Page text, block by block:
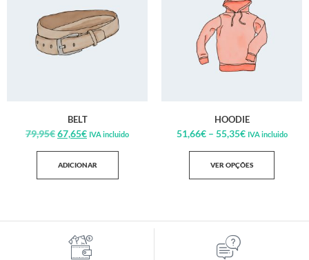
BELT
79,95€67,65€ IVA incluido
ADICIONAR
HOODIE
51,66€ – 55,35€ IVA incluido
VER OPÇÕES